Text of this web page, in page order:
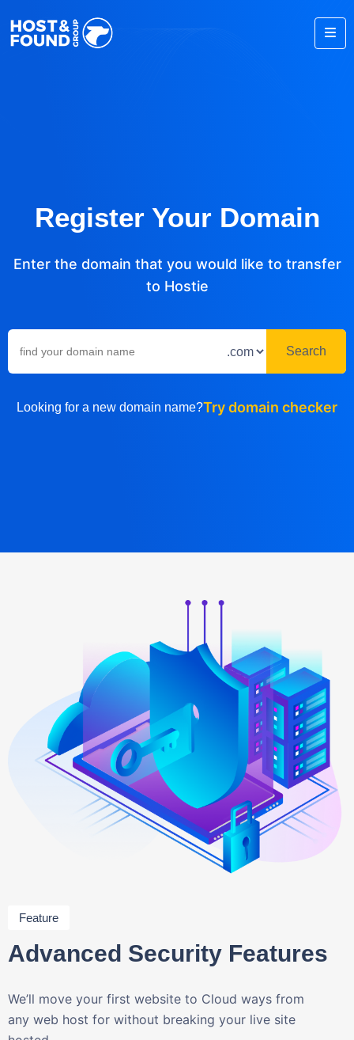
Register Your Domain
Enter the domain that you would like to transfer
to Hostie
Search
Looking for a new domain name?Try domain checker
Feature
Advanced Security Features
We’ll move your first website to Cloud ways from
any web host for without breaking your live site